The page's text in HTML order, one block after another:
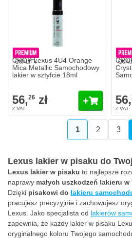
CROP Lexus 4U4 Orange
Mica Metallic Samochodowy
lakier w sztyfcie 18ml
56,26 zł 56,
Aktualnie
1 Strona
2 3
Lexus lakier w pisaku do
Lexus lakier w pisaku to najlepsze
naprawy małych uszkodzeń lakieru
Dzięki pisakowi do lakieru
pracujesz precyzyjnie i zachowujesz
Lexus. Jako specjalista od lakierów
zapewnia, że każdy lakier w pisaku
oryginalnego koloru Twojego